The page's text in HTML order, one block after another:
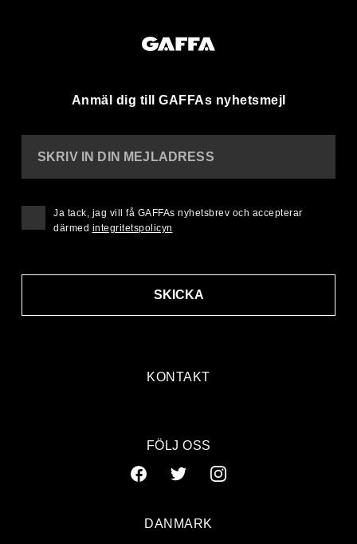
Anmäl dig till GAFFAs nyhetsmejl
KONTAKT
SKRIV IN DIN MEJLADRESS
SKICKA
Ja tack, jag vill få GAFFAs nyhetsbrev och accepterar
därmed integritetspolicyn
FÖLJ OSS
DANMARK